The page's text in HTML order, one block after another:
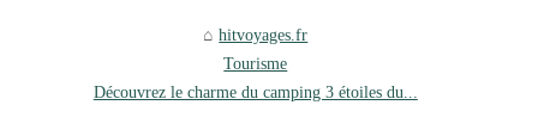
hitvoyages.fr
Tourisme
Découvrez le charme du camping 3 étoiles du...